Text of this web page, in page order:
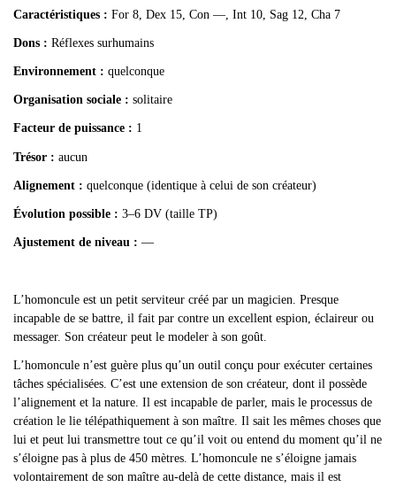
Caractéristiques : For 8, Dex 15, Con —, Int 10, Sag 12, Cha 7
Dons : Réflexes surhumains
Environnement : quelconque
Organisation sociale : solitaire
Facteur de puissance : 1
Trésor : aucun
Alignement : quelconque (identique à celui de son créateur)
Évolution possible : 3–6 DV (taille TP)
Ajustement de niveau : —
L’homoncule est un petit serviteur créé par un magicien. Presque
incapable de se battre, il fait par contre un excellent espion, éclaireur ou
messager. Son créateur peut le modeler à son goût.
L’homoncule n’est guère plus qu’un outil conçu pour exécuter certaines
tâches spécialisées. C’est une extension de son créateur, dont il possède
l’alignement et la nature. Il est incapable de parler, mais le processus de
création le lie télépathiquement à son maître. Il sait les mêmes choses que
lui et peut lui transmettre tout ce qu’il voit ou entend du moment qu’il ne
s’éloigne pas à plus de 450 mètres. L’homoncule ne s’éloigne jamais
volontairement de son maître au-delà de cette distance, mais il est